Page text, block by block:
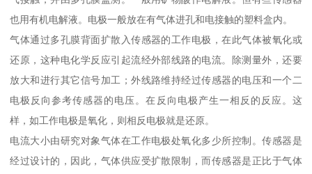
也用有机电解液。电极一般放在有气体进孔和电接触的塑料盒内。
气体通过多孔膜背面扩散入传感器的工作电极，在此气体被氧化或
还原，这种电化学反应引起流经外部线路的电流。除测量外，还要
放大和进行其它信号加工；外线路维持经过传感器的电压和一个二
电极反向参考传感器的电压。在反向电极产生一相反的反应。这
样，如工作电极是氧化，则相反电极就是还原。
电流大小由研究对象气体在工作电极处氧化多少所控制。传感器是
经过设计的，因此，气体供应受扩散限制，而传感器是正比于气体